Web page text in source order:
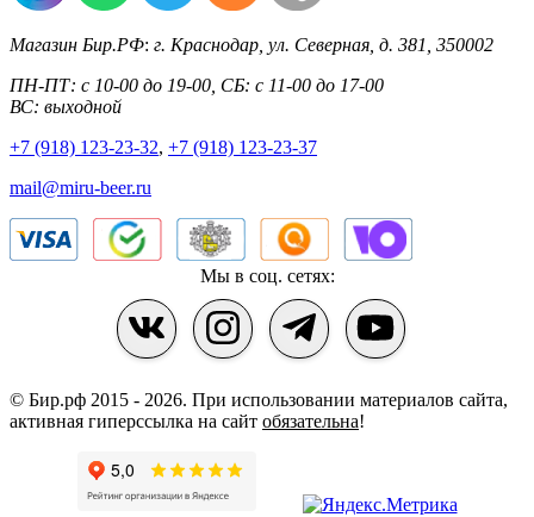
Магазин Бир.РФ: г. Краснодар ул. Северная, д. 381 350002
ПН-ПТ: с 10-00 до 19-00, СБ: с 11-00 до 17-00
ВС: выходной
+7 (918) 123-23-32, +7 (918) 123-23-37
mail@miru-beer.ru
Мы в соц. сетях:
© Бир.рф 2015 - 2026. При использовании материалов сайта,
активная гиперссылка на сайт обязательна!